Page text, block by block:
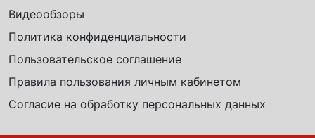
Видеообзоры
Политика конфиденциальности
Пользовательское соглашение
Правила пользования личным кабинетом
Согласие на обработку персональных данных